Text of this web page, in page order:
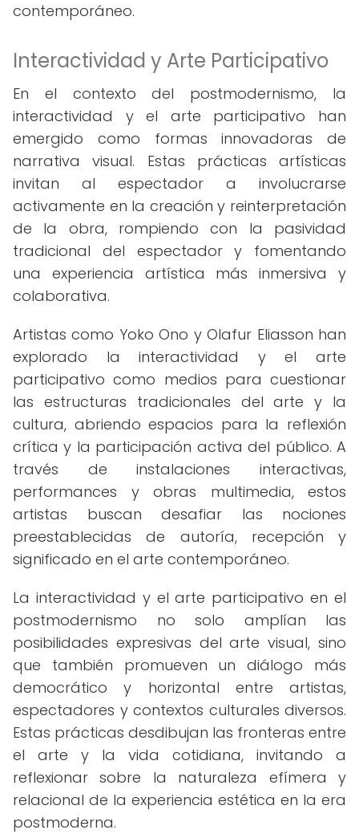
contemporáneo.
Interactividad y Arte Participativo
En el contexto del postmodernismo, la
interactividad y el arte participativo han
emergido como formas innovadoras de
narrativa visual. Estas prácticas artísticas
invitan al espectador a involucrarse
activamente en la creación y reinterpretación
de la obra, rompiendo con la pasividad
tradicional del espectador y fomentando
una experiencia artística más inmersiva y
colaborativa.
Artistas como Yoko Ono y Olafur Eliasson han
explorado la interactividad y el arte
participativo como medios para cuestionar
las estructuras tradicionales del arte y la
cultura, abriendo espacios para la reflexión
crítica y la participación activa del público. A
través de instalaciones interactivas,
performances y obras multimedia, estos
artistas buscan desafiar las nociones
preestablecidas de autoría, recepción y
significado en el arte contemporáneo.
La interactividad y el arte participativo en el
postmodernismo no solo amplían las
posibilidades expresivas del arte visual, sino
que también promueven un diálogo más
democrático y horizontal entre artistas,
espectadores y contextos culturales diversos.
Estas prácticas desdibujan las fronteras entre
el arte y la vida cotidiana, invitando a
reflexionar sobre la naturaleza efímera y
relacional de la experiencia estética en la era
postmoderna.